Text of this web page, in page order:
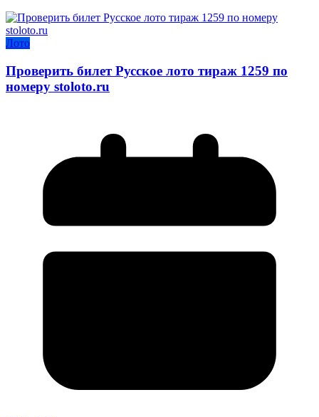
Лото
Проверить билет Русское лото тираж 1259 по
номеру stoloto.ru